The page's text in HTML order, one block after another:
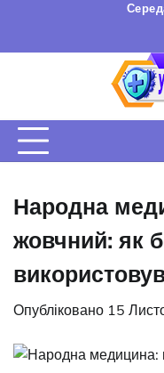
вмісту
Народна
жовчний: як
Опубліковано 15